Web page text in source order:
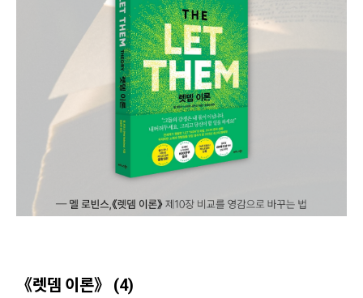
《렛뎀 이론》 (4)